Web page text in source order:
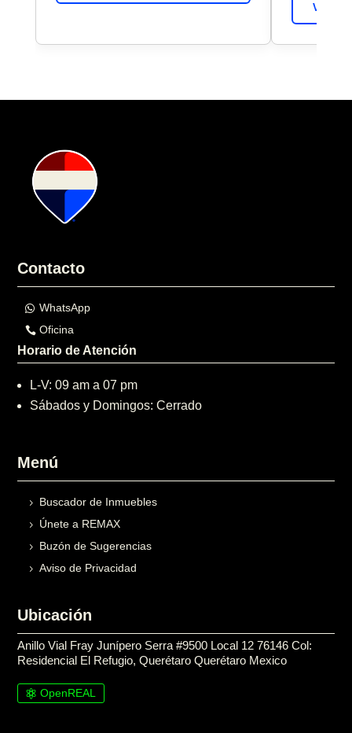
VER
Contacto
WhatsApp
Oficina
Horario de Atención
L-V: 09 am a 07 pm
Sábados y Domingos: Cerrado
Menú
Buscador de Inmuebles
Únete a REMAX
Buzón de Sugerencias
Aviso de Privacidad
Ubicación
Anillo Vial Fray Junípero Serra #9500 Local 12 76146 Col:
Residencial El Refugio, Querétaro Querétaro Mexico
OpenREAL